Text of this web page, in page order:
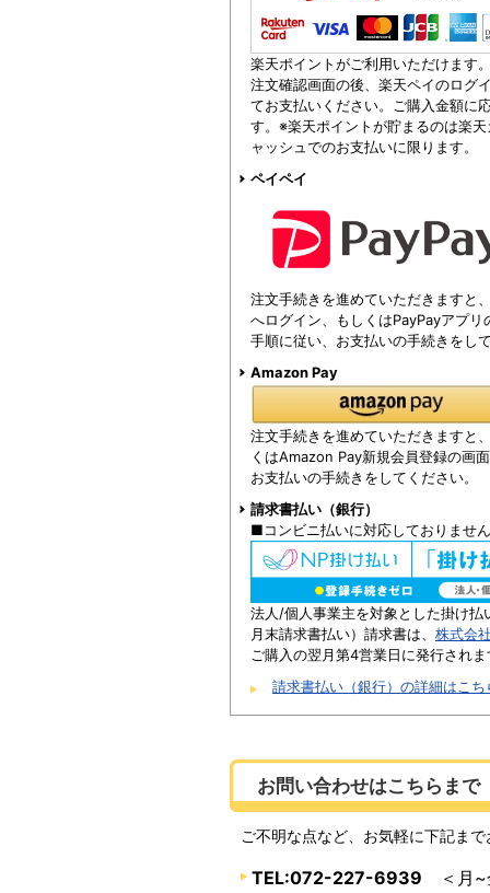
楽天ポイントがご利用いただけます
注文確認画面の後、楽天ペイのログ
てお支払いください。ご購入金額に
す。※楽天ポイントが貯まるのは楽
ャッシュでのお支払いに限ります。
ペイペイ
注文手続きを進めていただきますと
へログイン、もしくはPayPayアプ
手順に従い、お支払いの手続きをし
Amazon Pay
注文手続きを進めていただきますと
くはAmazon Pay新規会員登録の画
お支払いの手続きをしてください。
請求書払い（銀行）
■コンビニ払いに対応しておりませ
法人/個人事業主を対象とした掛け
月末請求書払い）請求書は、 株式会
ご購入の翌月第4営業日に発行されま
請求書払い（銀行）の詳細はこち
お問い合わせはこちらまで
ご不明な点など、お気軽に下記ま
TEL:072-227-6939 ＜月~